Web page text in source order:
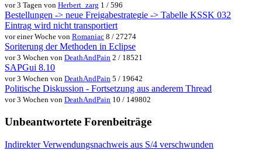
vor 3 Tagen von Herbert_zarg 1 / 596
Bestellungen -> neue Freigabestrategie -> Tabelle KSSK 032
Eintrag wird nicht transportiert
vor einer Woche von Romaniac 8 / 27274
Soriterung der Methoden in Eclipse
vor 3 Wochen von DeathAndPain 2 / 18521
SAPGui 8.10
vor 3 Wochen von DeathAndPain 5 / 19642
Politische Diskussion - Fortsetzung aus anderem Thread
vor 3 Wochen von DeathAndPain 10 / 149802
Unbeantwortete Forenbeiträge
Indirekter Verwendungsnachweis aus S/4 verschwunden